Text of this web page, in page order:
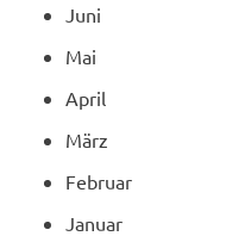
Juni
Mai
April
März
Februar
Januar